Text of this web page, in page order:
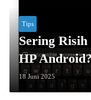
Tips
Sering
HP
18 Juni 2025